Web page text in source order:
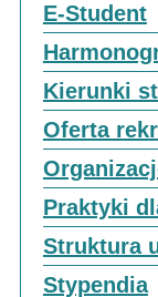
E-Student
Kierunki
Oferta
Praktyki
Struktura
Stypendia